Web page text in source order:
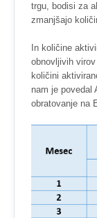
trgu, bodisi za
zmanjšajo
In količine
obnovljivih
količini
nam je povedal
obratovanje na